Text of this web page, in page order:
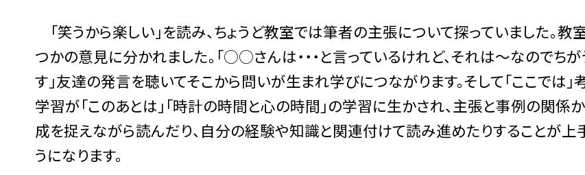
「笑うから楽しい」を読み、ちょうど教室では筆者の主張について探っていました。教
つかの意見に分かれました。「○○さんは・・・と言っているけれど、それは～なのでち
す」友達の発言を聴いてそこから問いが生まれ学びにつながります。そして「ここでは」
学習が「このあとは」「時計の時間と心の時間」の学習に生かされ、主張と事例の関係
成を捉えながら読んだり、自分の経験や知識と関連付けて読み進めたりすることが上
うになります。